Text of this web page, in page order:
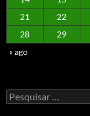
21
22
28
29
« ago
Pesquisar
por: